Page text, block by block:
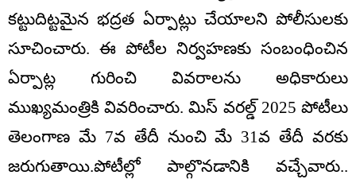
కట్టుదిట్టమైన భద్రత ఏర్పాట్లు చేయాలని పోలీసులకు
సూచించారు. ఈ పోటీల నిర్వహణకు సంబంధించిన
ఏర్పాట్ల గురించి వివరాలను అధికారులు
ముఖ్యమంత్రికి వివరించారు. మిస్ వరల్డ్ 2025 పోటీలు
తెలంగాణ మే 7వ తేదీ నుంచి మే 31వ తేదీ వరకు
జరుగుతాయి.పోటీల్లో పాల్గొనడానికి వచ్చేవారు..